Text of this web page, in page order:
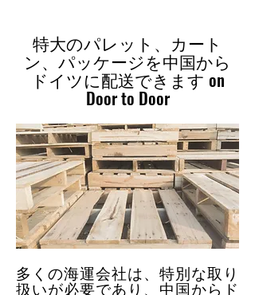
特大のパレット、カート
ン、パッケージを中国から
ドイツに配送できます on
Door to Door
多くの海運会社は、特別な取り
扱いが必要であり、中国からド